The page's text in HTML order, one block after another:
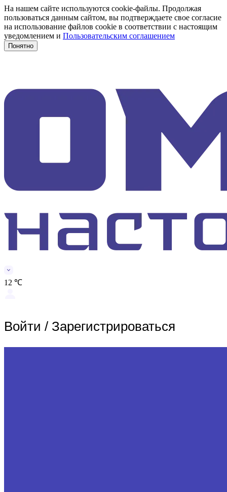
На нашем сайте используются cookie-файлы. Продолжая
пользоваться данным сайтом, вы подтверждаете свое согласие
на использование файлов cookie в соответствии с настоящим
уведомлением и Пользовательским соглашением
Понятно
12 ℃
Войти / Зарегистрироваться